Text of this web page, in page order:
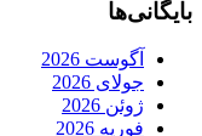
بایگانی‌ها
آگوست 2026
جولای 2026
ژوئن 2026
فوریه 2026